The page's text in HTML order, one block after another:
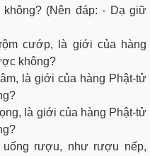
(Nên đáp: - Dạ giữ
cướp, là giới của hàng
không?
là giới của hàng Phật-tử
là giới của hàng Phật-tử
rượu, như rượu nếp,